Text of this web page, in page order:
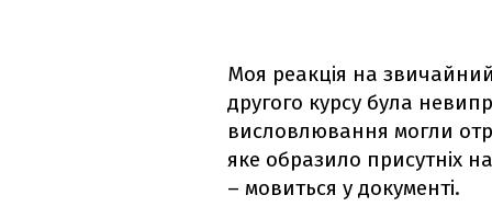
Моя реакція на
другого курсу була
висловлювання могли
яке образило присутніх на
– мовиться у документі.